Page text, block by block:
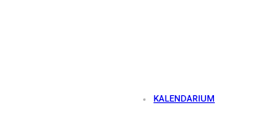
KALENDARIUM